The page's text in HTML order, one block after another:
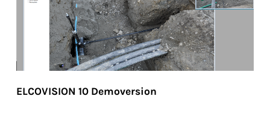
ELCOVISION 10 Demoversion